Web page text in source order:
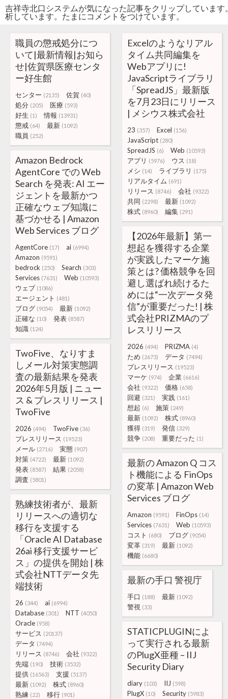
吉祥寺北口システムが気になった記事をクリップしていま
析しています。たまにコメントをつけています。
職員の懲戒処分につ
いて|最新情報|お知ら
せ|佐賀県医療センタ
ー好生館
センター (2135) 佐賀 (40)
処分 (205) 医療 (593)
好生 (1) 情報 (13931)
懲戒 (64) 最新 (1092)
職員 (252)
Excelのようなリアル
タイム共同編集を
Webアプリに!
JavaScriptライブラリ
「SpreadJS」最新版
を7月23日にリリース
| メシウス株式会社
23 (357) Excel (156)
JavaScript (280)
SpreadJS (6) Web (10593)
アプリ (5976) ウス (18)
メシ (14) ライブラリ (175)
リアルタイム (691)
リリース (8746) 会社 (9322)
共同 (2298) 最新 (1092)
株式 (8960) 編集 (291)
Amazon Bedrock
AgentCore での Web
Search を発表: AI エー
ジェントを最新かつ
正確なウェブ知識に
基づかせる | Amazon
Web Services ブログ
AgentCore (17) ai (6994)
Amazon (9591)
bedrock (250) Search (303)
Services (7631) Web (10593)
ウェブ (1086)
エージェント (481)
ブログ (9054) 最新 (1092)
正確な (10) 発表 (8587)
知識 (124)
【2026年最新】第一
想起を獲得する企業
が実践したマーケ施
策とは? 価格競争を回
避し選ばれ続けるた
めには“一次データ発
信”が重要だった! | 株
式会社PRIZMAのプ
レスリリース
2026 (494) PRIZMA (4)
ため (2673) データ (7494)
プレスリリース (19523)
マーケ (974) 企業 (6616)
会社 (9322) 価格 (658)
回避 (321) 実践 (161)
想起 (6) 施策 (249)
最新 (1092) 株式 (8960)
獲得 (319) 発信 (329)
競争 (208) 重要だった (1)
TwoFive、なりすま
しメール対策実態調
査の最新結果を発表
2026年5月版 | ニュー
ス & プレスリリース |
TwoFive
2026 (494) TwoFive (36)
プレスリリース (19523)
メール (2716) 実態 (907)
対策 (4722) 最新 (1092)
発表 (8587) 結果 (2058)
調査 (5801)
最新の Amazon Q コス
ト機能による FinOps
の変革 | Amazon Web
Services ブログ
Amazon (9591) FinOps (14)
Services (7631) Web (10593)
コスト (680) ブログ (9054)
変革 (319) 最新 (1092)
機能 (6680)
熟練技術者が、最新
リリースへの適切な
移行を支援する
「Oracle AI Database
26ai 移行支援サービ
ス」の提供を開始 | 株
式会社NTTデータ先
端技術
26 (344) ai (6994)
Database (301) NTT (4050)
Oracle (958)
サービス (20137)
データ (7494)
リリース (8746) 会社 (9322)
先端 (190) 技術 (3532)
提供 (16563) 支援 (5137)
最新 (1092) 株式 (8960)
熟練 (22) 移行 (901)
最新の手口 警視庁
手口 (188) 最新 (1092)
警視 (33)
STATICPLUGINによ
って実行される最新
のPlugX亜種 – IIJ
Security Diary
diary (103) IIJ (598)
PlugX (10) Security (5983)